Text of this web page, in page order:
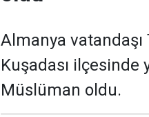
Almanya vatandaşı
Kuşadası ilçesinde
Müslüman oldu.